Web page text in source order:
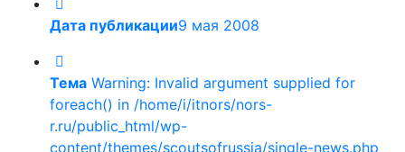
Дата публикации9 мая 2008
Тема Warning: Invalid argument supplied for
foreach() in /home/i/itnors/nors-
r.ru/public_html/wp-
content/themes/scoutsofrussia/single-news.php